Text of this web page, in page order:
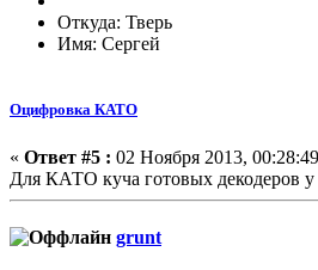
Откуда: Тверь
Имя: Сергей
Оцифровка КАТО
« Ответ #5 : 02 Ноября 2013,
Для КАТО куча готовых декодеров у
grunt